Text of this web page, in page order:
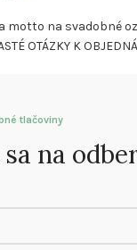
motto na svadobné
OTÁZKY K
tlačoviny
na